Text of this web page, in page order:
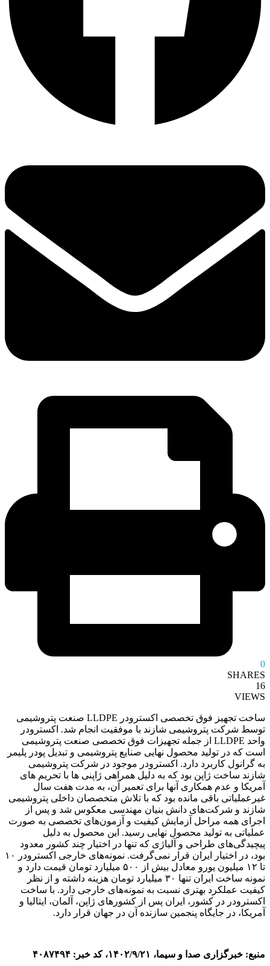
0
SHARES
16
VIEWS
ساخت تجهیز فوق تخصصی اکسترودر LLDPE صنعت پتروشیمی
توسط شرکت پتروشیمی شازند با موفقیت انجام شد. اکسترودر
واحد LLDPE از جمله تجهیزات فوق تخصصی صنعت پتروشیمی
است که در تولید محصول نهایی صنایع پتروشیمی و تبدیل پودر پلیمر
به گرانول کاربرد دارد. اکسترودر موجود در شرکت پتروشیمی
شازند ساخت ژاپن بود که به دلیل همراهی ژاپنی ها با تحریم های
آمریکا و عدم همکاری آنها برای تعمیر آن، به مدت هفت سال
غیرعملیاتی باقی مانده بود که با تلاش متخصصان داخلی پتروشیمی
شازند و شرکت‌های دانش بنیان مهندسی معکوس شد و پس از
اجرای همه مراحل آزمایش کیفیت و آزمون‌های تخصصی به صورت
عملیاتی به تولید محصول نهایی رسید. این محصول به دلیل
پیچیدگی‌های طراحی و آلیاژی که تنها در اختیار چند کشور معدود
بود، در اختیار ایران قرار نمی‌گرفت. نمونه‌های خارجی اکسترودر ۱۰
تا ۱۲ میلیون یورو معادل بیش از ۵۰۰ میلیارد تومان قیمت دارد و
نمونه ساخت ایران تنها ۳۰ میلیارد تومان هزینه داشته و از نظر
کیفیت عملکرد بهتری نسبت به نمونه‌های خارجی دارد. با ساخت
اکسترودر در کشور، ایران پس از کشورهای ژاپن، آلمان، ایتالیا و
آمریکا، در جایگاه پنجمین سازنده آن در جهان قرار دارد.
منبع: خبرگزاری صدا و سیما، ۱۴۰۲/۹/۲۱، کد خبر: ۴۰۸۷۴۹۴